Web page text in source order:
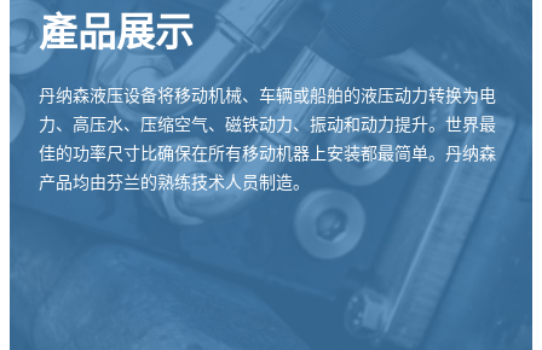
產品展示
丹纳森液压设备将移动机械、车辆或船舶的液压动力转换为电
力、高压水、压缩空气、磁铁动力、振动和动力提升。世界最
佳的功率尺寸比确保在所有移动机器上安装都最简单。丹纳森
产品均由芬兰的熟练技术人员制造。